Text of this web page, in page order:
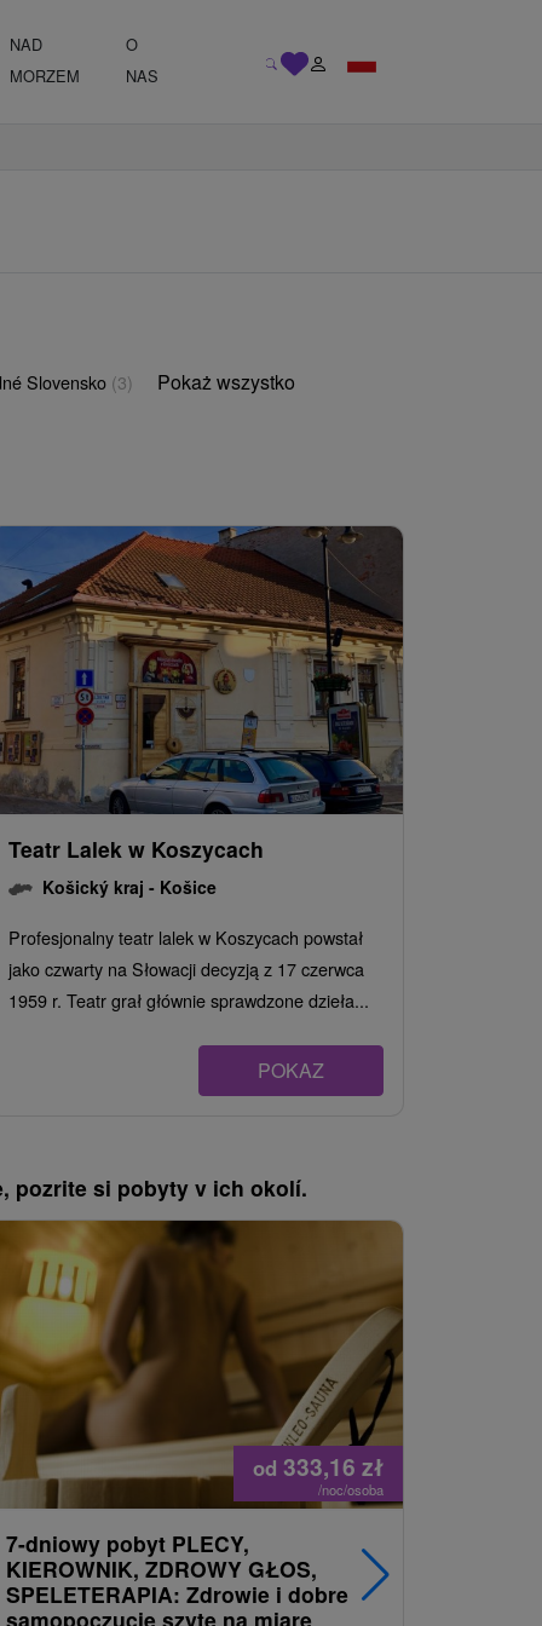
NAD
MORZEM
O
NAS
Slovensko (3) Pokaż wszystko
Teatr Lalek w Koszycach
Košický kraj - Košice
Profesjonalny teatr lalek w Koszycach powstał
jako czwarty na Słowacji decyzją z 17 czerwca
1959 r. Teatr grał głównie sprawdzone dzieła...
POKAZ
pozrite si pobyty v ich okolí.
od 333,16 zł
/noc/osoba
7-dniowy pobyt PLECY,
KIEROWNIK, ZDROWY GŁOS,
SPELETERAPIA: Zdrowie i dobre
samopoczucie szyte na miarę